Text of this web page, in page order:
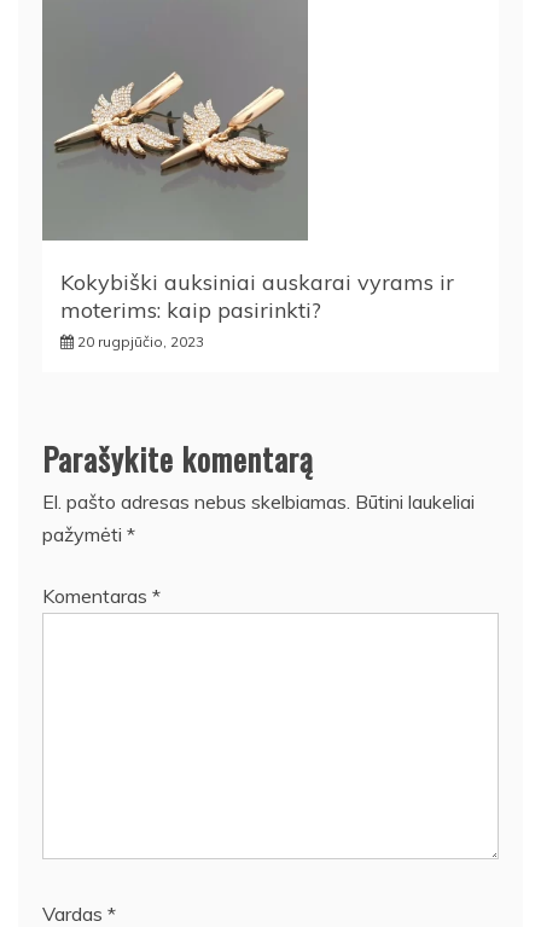
Kokybiški auksiniai auskarai vyrams ir
moterims: kaip pasirinkti?
20 rugpjūčio, 2023
Parašykite komentarą
El. pašto adresas nebus skelbiamas. Būtini laukeliai
pažymėti *
Komentaras *
Vardas *